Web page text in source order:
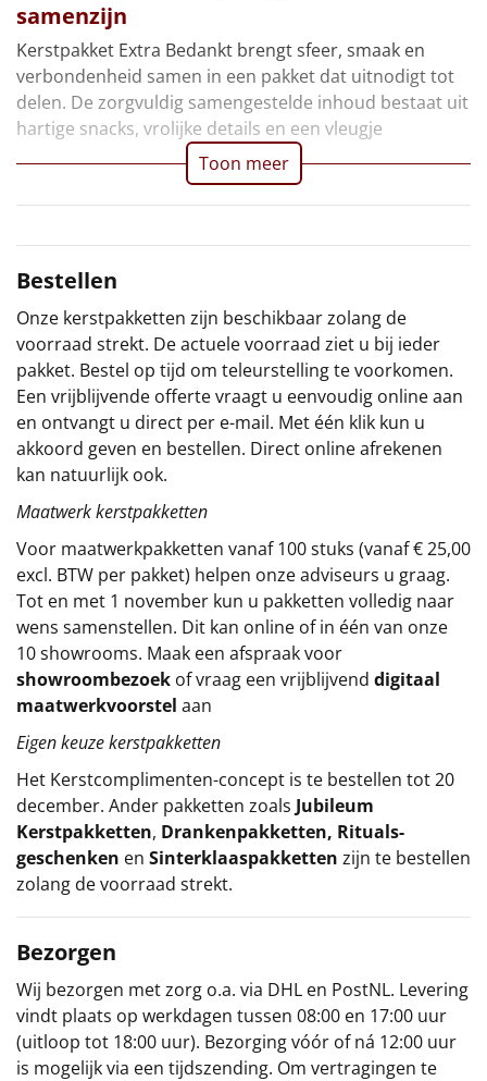
Personeel
Doe het zelf
Sinterklaaspakketten
Kerstgeschenken 2026
Cadeaubon
Per stuk
Alle overige
samenzijn
Kerstpakket Extra Bedankt brengt sfeer, smaak en
verbondenheid samen in een pakket dat uitnodigt tot
delen. De zorgvuldig samengestelde inhoud bestaat uit
hartige snacks, vrolijke details en een vleugje
Toon meer
Bestellen
Onze kerstpakketten zijn beschikbaar zolang de
voorraad strekt. De actuele voorraad ziet u bij ieder
pakket. Bestel op tijd om teleurstelling te voorkomen.
Een vrijblijvende offerte vraagt u eenvoudig online aan
en ontvangt u direct per e-mail. Met één klik kun u
akkoord geven en bestellen. Direct online afrekenen
kan natuurlijk ook.
Maatwerk kerstpakketten
Voor maatwerkpakketten vanaf 100 stuks (vanaf € 25,00
excl. BTW per pakket) helpen onze adviseurs u graag.
Tot en met 1 november kun u pakketten volledig naar
wens samenstellen. Dit kan online of in één van onze
10 showrooms. Maak een afspraak voor
showroombezoek of vraag een vrijblijvend digitaal
maatwerkvoorstel aan
Eigen keuze kerstpakketten
Het Kerstcomplimenten-concept is te bestellen tot 20
december. Ander pakketten zoals Jubileum
Kerstpakketten, Drankenpakketten, Rituals-
geschenken en Sinterklaaspakketten zijn te bestellen
zolang de voorraad strekt.
Bezorgen
Wij bezorgen met zorg o.a. via DHL en PostNL. Levering
vindt plaats op werkdagen tussen 08:00 en 17:00 uur
(uitloop tot 18:00 uur). Bezorging vóór of ná 12:00 uur
is mogelijk via een tijdszending. Om vertragingen te